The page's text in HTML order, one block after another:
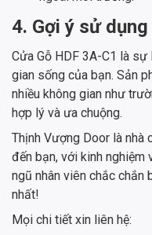
4. Gợi ý sử
Cửa Gỗ HDF 3A-C1 là
gian sống của bạn. Sản
nhiều không gian như
hợp lý và ưa chuộng.
Thịnh Vượng Door là nhà
đến bạn, với kinh
ngũ nhân viên chắc
nhất!
Mọi chi tiết xin liên hệ: